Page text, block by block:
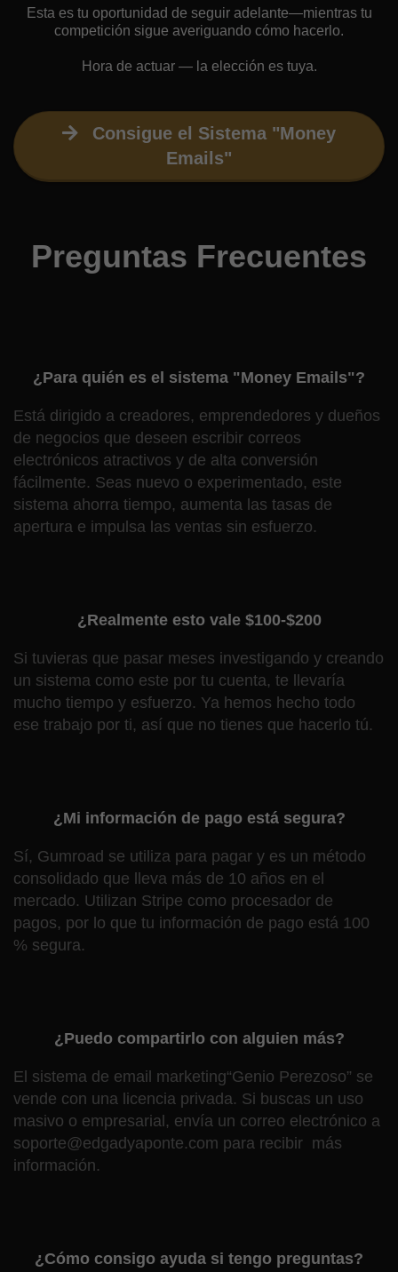
Esta es tu oportunidad de seguir adelante—mientras tu
competición sigue averiguando cómo hacerlo.
Hora de actuar — la elección es tuya.
Consigue el Sistema "Money
Emails"
Preguntas Frecuentes
¿Para quién es el sistema "Money Emails"?
Está dirigido a creadores, emprendedores y dueños
de negocios que deseen escribir correos
electrónicos atractivos y de alta conversión
fácilmente. Seas nuevo o experimentado, este
sistema ahorra tiempo, aumenta las tasas de
apertura e impulsa las ventas sin esfuerzo.
¿Realmente esto vale $100-$200
Si tuvieras que pasar meses investigando y creando
un sistema como este por tu cuenta, te llevaría
mucho tiempo y esfuerzo. Ya hemos hecho todo
ese trabajo por ti, así que no tienes que hacerlo tú.
¿Mi información de pago está segura?
Sí, Gumroad se utiliza para pagar y es un método
consolidado que lleva más de 10 años en el
mercado. Utilizan Stripe como procesador de
pagos, por lo que tu información de pago está 100
% segura.
¿Puedo compartirlo con alguien más?
El sistema de email marketing“Genio Perezoso” se
vende con una licencia privada. Si buscas un uso
masivo o empresarial, envía un correo electrónico a
soporte@edgadyaponte.com para recibir más
información.
¿Cómo consigo ayuda si tengo preguntas?